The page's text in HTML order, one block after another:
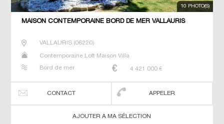
10 PHOTO(S)
MAISON CONTEMPORAINE BORD DE MER VALLAURIS
VALLAURIS(06220)
Contemporaine Loft Maison Villa
Bord de mer 4 421 000 €
CONTACT APPELER
AJOUTER A MA SÉLECTION